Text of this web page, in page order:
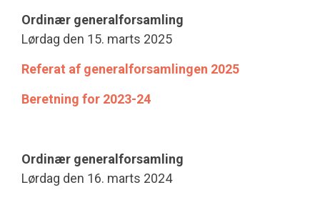
Ordinær generalforsamling
Lørdag den 15. marts 2025
Referat af generalforsamlingen 2025
Beretning for 2023-24
Ordinær generalforsamling
Lørdag den 16. marts 2024